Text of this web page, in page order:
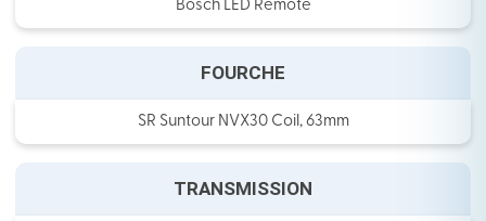
Bosch LED Remote
FOURCHE
SR Suntour NVX30 Coil, 63mm
TRANSMISSION